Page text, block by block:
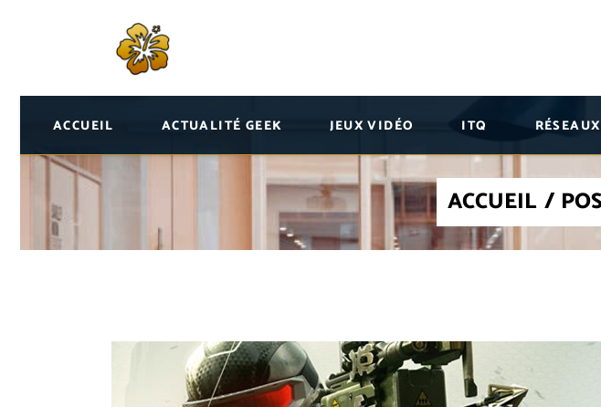
ACCUEIL ACTUALITÉ GEEK JEUX VIDÉO ITQ
ACCUEIL /